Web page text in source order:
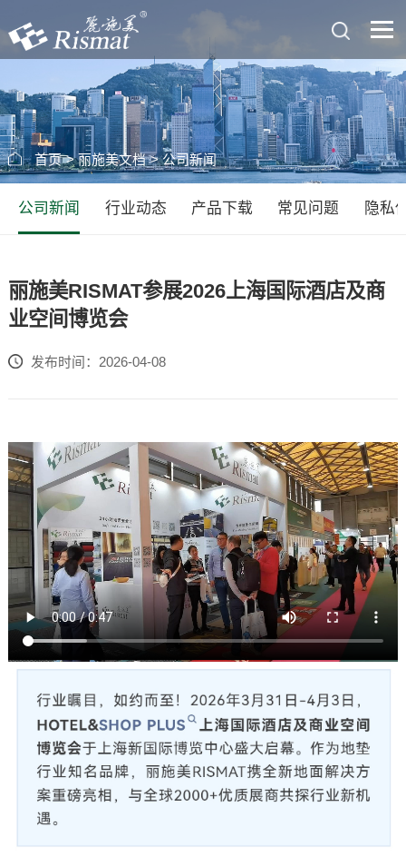
首页 > 丽施美文档 > 公司新闻
公司新闻 行业动态 产品下载 常见问题 隐私
丽施美RISMAT参展2026上海国际酒店及商
业空间博览会
发布时间：2026-04-08